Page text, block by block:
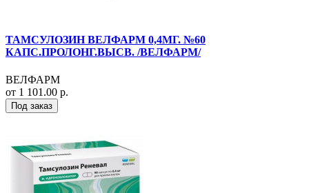
ТАМСУЛОЗИН ВЕЛФАРМ 0,4МГ. №60
КАПС.ПРОЛОНГ.ВЫСВ. /ВЕЛФАРМ/
ВЕЛФАРМ
от 1 101.00 р.
Под заказ